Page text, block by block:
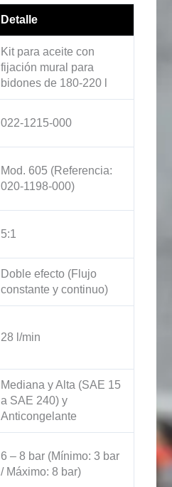
Detalle
Kit para aceite con
fijación mural para
bidones de 180-220 l
022-1215-000
Mod. 605 (Referencia:
020-1198-000)
5:1
Doble efecto (Flujo
constante y continuo)
28 l/min
Mediana y Alta (SAE 15
a SAE 240) y
Anticongelante
6 – 8 bar (Mínimo: 3 bar
/ Máximo: 8 bar)